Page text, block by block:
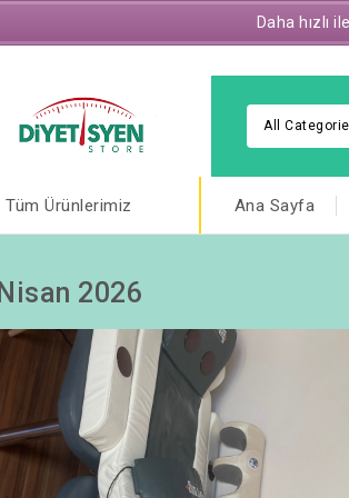
All
Tüm Ürünlerimiz Ana Sayfa
Nisan 2026
Daha hızlı